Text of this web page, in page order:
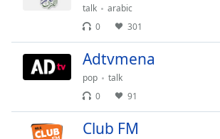
talk
arabic
0
301
Adtvmena
pop
talk
0
91
Club FM